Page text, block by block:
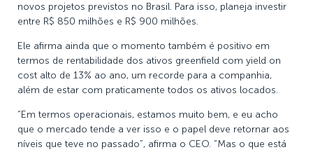
novos projetos previstos no Brasil. Para isso, planeja investir
entre R$ 850 milhões e R$ 900 milhões.
Ele afirma ainda que o momento também é positivo em
termos de rentabilidade dos ativos greenfield com yield on
cost alto de 13% ao ano, um recorde para a companhia,
além de estar com praticamente todos os ativos locados.
“Em termos operacionais, estamos muito bem, e eu acho
que o mercado tende a ver isso e o papel deve retornar aos
níveis que teve no passado”, afirma o CEO. “Mas o que está